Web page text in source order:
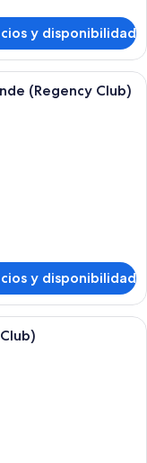
y disponibilidad
de hotel con una cama
(Regency Club)
y disponibilidad
de hotel con dos camas,